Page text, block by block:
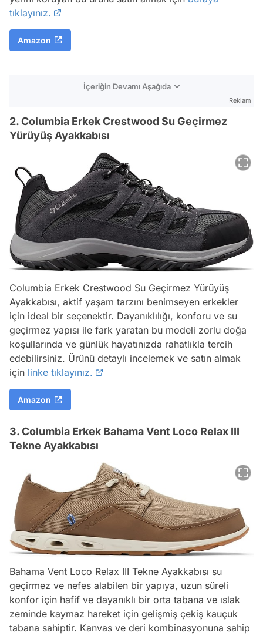
tıklayınız.
Amazon
İçeriğin Devamı Aşağıda
Reklam
2. Columbia Erkek Crestwood Su Geçirmez
Yürüyüş Ayakkabısı
Columbia Erkek Crestwood Su Geçirmez Yürüyüş
Ayakkabısı, aktif yaşam tarzını benimseyen erkekler
için ideal bir seçenektir. Dayanıklılığı, konforu ve su
geçirmez yapısı ile fark yaratan bu modeli zorlu doğa
koşullarında ve günlük hayatınızda rahatlıkla tercih
edebilirsiniz. Ürünü detaylı incelemek ve satın almak
için linke tıklayınız.
Amazon
3. Columbia Erkek Bahama Vent Loco Relax III
Tekne Ayakkabısı
Bahama Vent Loco Relax III Tekne Ayakkabısı su
geçirmez ve nefes alabilen bir yapıya, uzun süreli
konfor için hafif ve dayanıklı bir orta tabana ve ıslak
zeminde kaymaz hareket için gelişmiş çekiş kauçuk
tabana sahiptir. Kanvas ve deri kombinasyonuna sahip